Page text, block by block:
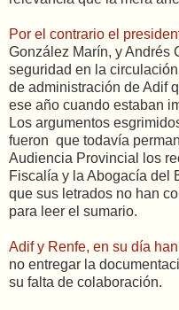
Por el contrario el
González Marín, y Andrés
seguridad en la
de administración de Adif
ese año cuando estaban
Los argumentos
fueron que todavía
Audiencia Provincial los
Fiscalía y la Abogacía del
que sus letrados no han
para leer el sumario.
Adif y Renfe, en su día
no entregar la
su falta de colaboración.